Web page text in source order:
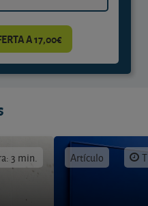
A 17,00€
3 min. Artículo